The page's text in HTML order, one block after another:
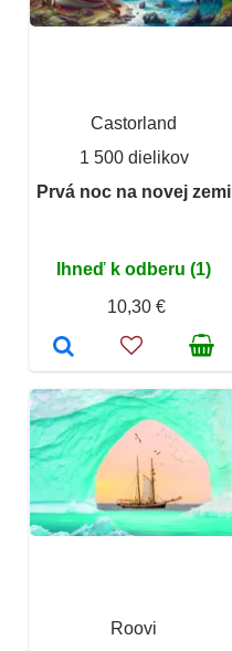
Castorland
1 500 dielikov
Prvá noc na novej zemi
Ihneď k odberu (1)
10,30 €
Roovi